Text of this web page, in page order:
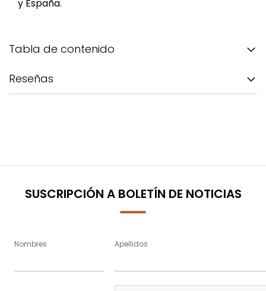
y España.
Tabla de contenido
Reseñas
SUSCRIPCIÓN A BOLETÍN DE NOTICIAS
Nombres Apellidos